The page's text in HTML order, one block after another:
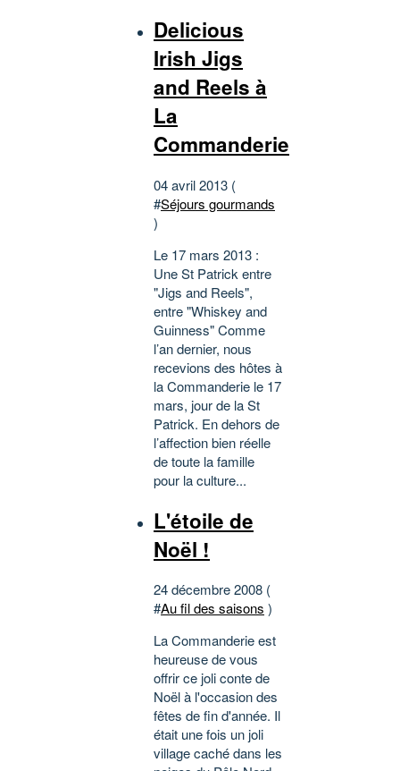
Delicious
Irish Jigs
and Reels à
La
Commanderie
04 avril 2013 (
#Séjours gourmands
)
Le 17 mars 2013 :
Une St Patrick entre
"Jigs and Reels",
entre "Whiskey and
Guinness" Comme
l’an dernier, nous
recevions des hôtes à
la Commanderie le 17
mars, jour de la St
Patrick. En dehors de
l’affection bien réelle
de toute la famille
pour la culture...
L'étoile de
Noël !
24 décembre 2008 (
#Au fil des saisons )
La Commanderie est
heureuse de vous
offrir ce joli conte de
Noël à l'occasion des
fêtes de fin d'année. Il
était une fois un joli
village caché dans les